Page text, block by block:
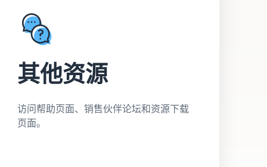
其他资源
访问帮助页面、销售伙伴论坛和资源下载
页面。